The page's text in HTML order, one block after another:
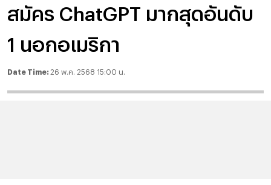
สมัคร ChatGPT มากสุดอันดับ
1 นอกอเมริกา
Date Time: 26 พ.ค. 2568 15:00 น.